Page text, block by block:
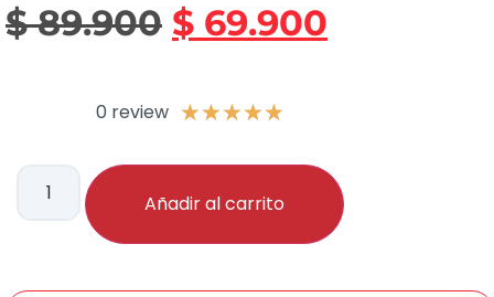
$89.900 $ 69.900
0 review ★★★★★
Añadir al carrito